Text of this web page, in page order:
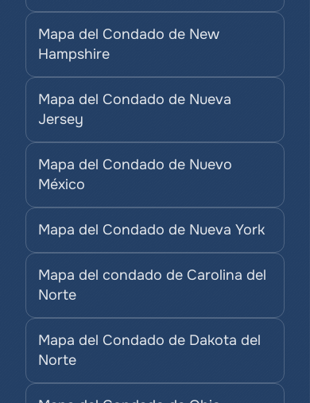
Mapa del Condado de New
Hampshire
Mapa del Condado de Nueva
Jersey
Mapa del Condado de Nuevo
México
Mapa del Condado de Nueva York
Mapa del condado de Carolina del
Norte
Mapa del Condado de Dakota del
Norte